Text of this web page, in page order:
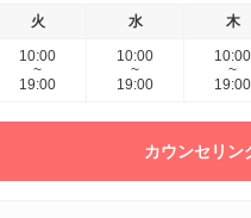
火 水 木
10:00
~
19:00
10:00
~
19:00
10:00
~
19:00
カウンセリン